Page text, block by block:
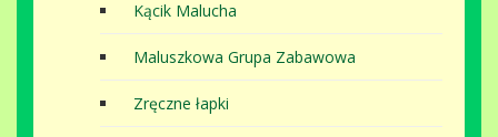
Kącik Malucha
Maluszkowa Grupa Zabawowa
Zręczne łapki